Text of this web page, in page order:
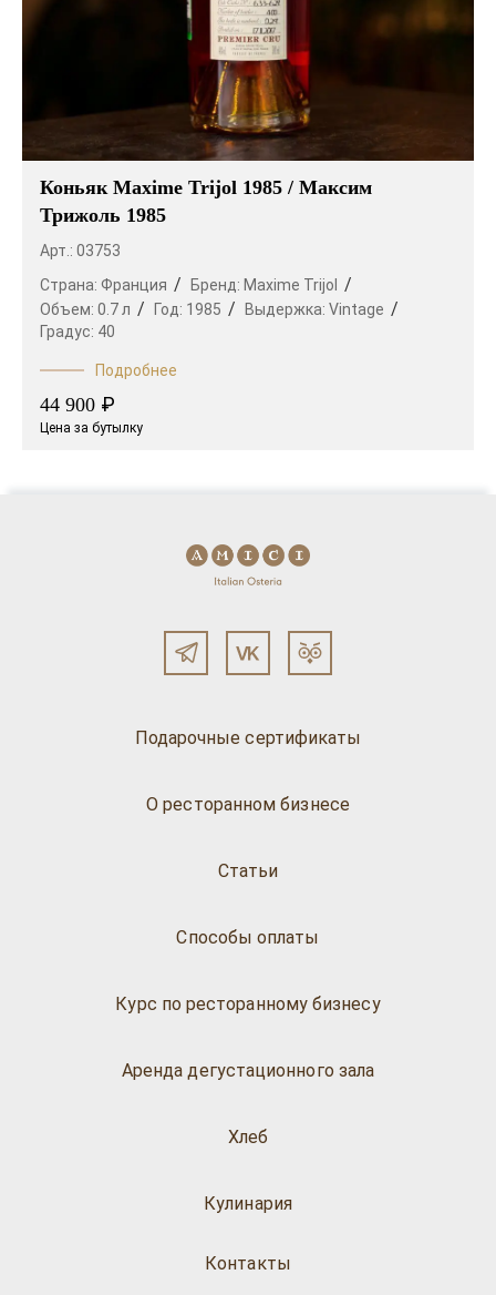
Коньяк Maxime Trijol 1985 / Максим
Трижоль 1985
Арт.: 03753
Страна: Франция Бренд: Maxime Trijol
Объем: 0.7 л Год: 1985 Выдержка: Vintage
Градус: 40
Подробнее
44 900 ₽
Цена за бутылку
Подарочные сертификаты
О ресторанном бизнесе
Статьи
Способы оплаты
Курс по ресторанному бизнесу
Аренда дегустационного зала
Хлеб
Кулинария
Контакты